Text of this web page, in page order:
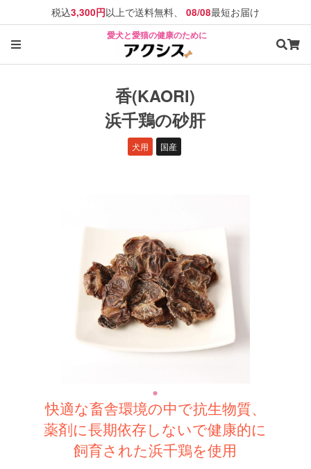
税込3,300円以上で送料無料、 08/08最短お届け
愛犬と愛猫の健康のために
香(KAORI)
浜千鶏の砂肝
犬用 国産
快適な畜舎環境の中で抗生物質、
薬剤に長期依存しないで健康的に
飼育された浜千鶏を使用